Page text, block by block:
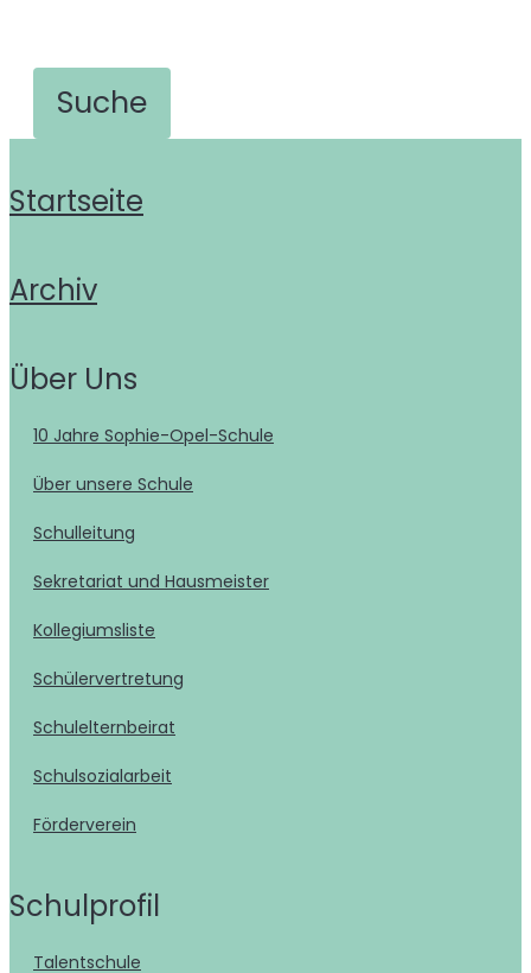
Startseite
Archiv
Über Uns
10 Jahre Sophie-Opel-Schule
Über unsere Schule
Schulleitung
Sekretariat und Hausmeister
Kollegiumsliste
Schülervertretung
Schulelternbeirat
Schulsozialarbeit
Förderverein
Schulprofil
Talentschule